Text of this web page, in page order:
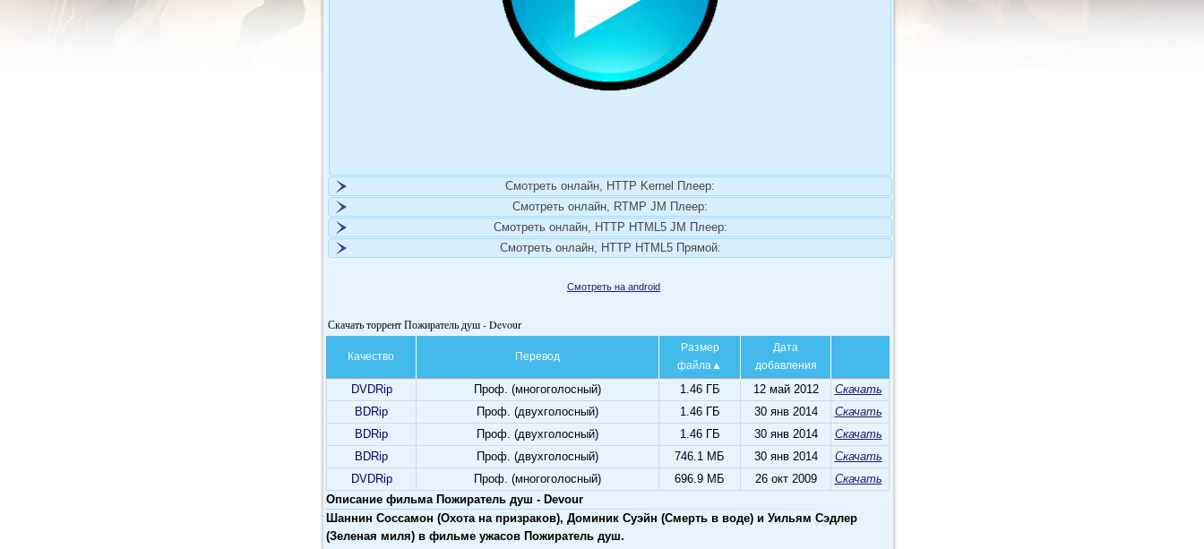
Смотреть онлайн, HTTP Kernel Плеер:
Смотреть онлайн, RTMP JM Плеер:
Смотреть онлайн, HTTP HTML5 JM Плеер:
Смотреть онлайн, HTTP HTML5 Прямой:
Смотреть на android
Скачать торрент Пожиратель душ - Devour
Качество Перевод
Размер
файла
Дата
добавления
DVDRip Проф. (многоголосный) 1.46 ГБ 12 май 2012
Скачать
BDRip
Проф. (двухголосный) 1.46 ГБ 30 янв 2014
Скачать
BDRip
Проф. (двухголосный) 1.46 ГБ 30 янв 2014
Скачать
BDRip
Проф. (двухголосный) 746.1 МБ 30 янв 2014
Скачать
DVDRip
Проф. (многоголосный) 696.9 МБ 26 окт 2009
Скачать
Описание фильма Пожиратель душ - Devour
Шаннин Соссамон (Охота на призраков), Доминик Суэйн (Смерть в воде) и Уильям Сэдлер
(Зеленая миля) в фильме ужасов Пожиратель душ.